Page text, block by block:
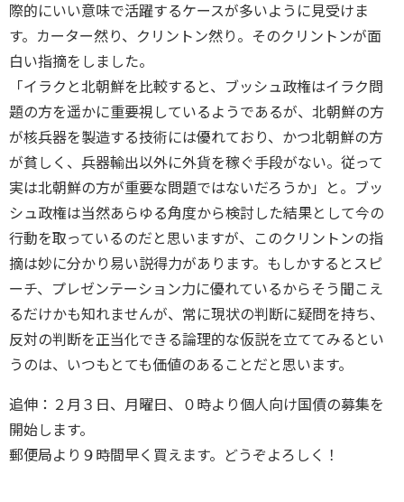
際的にいい意味で活躍するケースが多いように見受けま
す。カーター然り、クリントン然り。そのクリントンが面
白い指摘をしました。
「イラクと北朝鮮を比較すると、ブッシュ政権はイラク問
題の方を遥かに重要視しているようであるが、北朝鮮の方
が核兵器を製造する技術には優れており、かつ北朝鮮の方
が貧しく、兵器輸出以外に外貨を稼ぐ手段がない。従って
実は北朝鮮の方が重要な問題ではないだろうか」と。ブッ
シュ政権は当然あらゆる角度から検討した結果として今の
行動を取っているのだと思いますが、このクリントンの指
摘は妙に分かり易い説得力があります。もしかするとスピ
ーチ、プレゼンテーション力に優れているからそう聞こえ
るだけかも知れませんが、常に現状の判断に疑問を持ち、
反対の判断を正当化できる論理的な仮説を立ててみるとい
うのは、いつもとても価値のあることだと思います。
追伸：２月３日、月曜日、０時より個人向け国債の募集を
開始します。
郵便局より９時間早く買えます。どうぞよろしく！